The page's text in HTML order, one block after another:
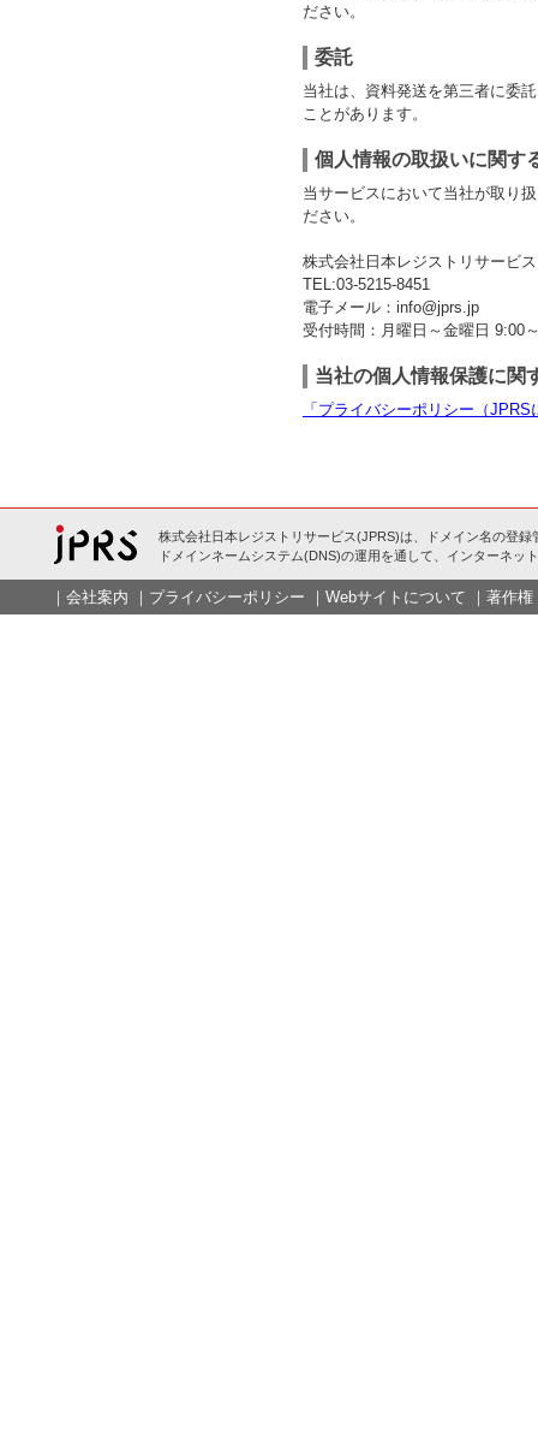
ださい。
委託
当社は、資料発送を第三者に委
ことがあります。
個人情報の取扱いに関す
当サービスにおいて当社が取り
ださい。
株式会社日本レジストリサービ
TEL:03-5215-8451
電子メール：info@jprs.jp
受付時間：月曜日～金曜日 9:00
当社の個人情報保護に関
「プライバシーポリシー（
株式会社日本レジストリサービス(JPRS)は、ドメイン名の登録
ドメインネームシステム(DNS)の運用を通して、インターネッ
｜ 会社案内 ｜ プライバシーポリシー ｜ Webサイトについて ｜ 著作権